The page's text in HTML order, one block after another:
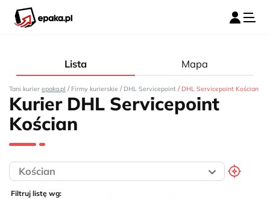
Lista Mapa
Tani kurier epaka.pl / Firmy kurierskie / DHL Servicepoint / DHL Servicepoint Kościan
Kurier DHL Servicepoint
Kościan
Filtruj listę wg: